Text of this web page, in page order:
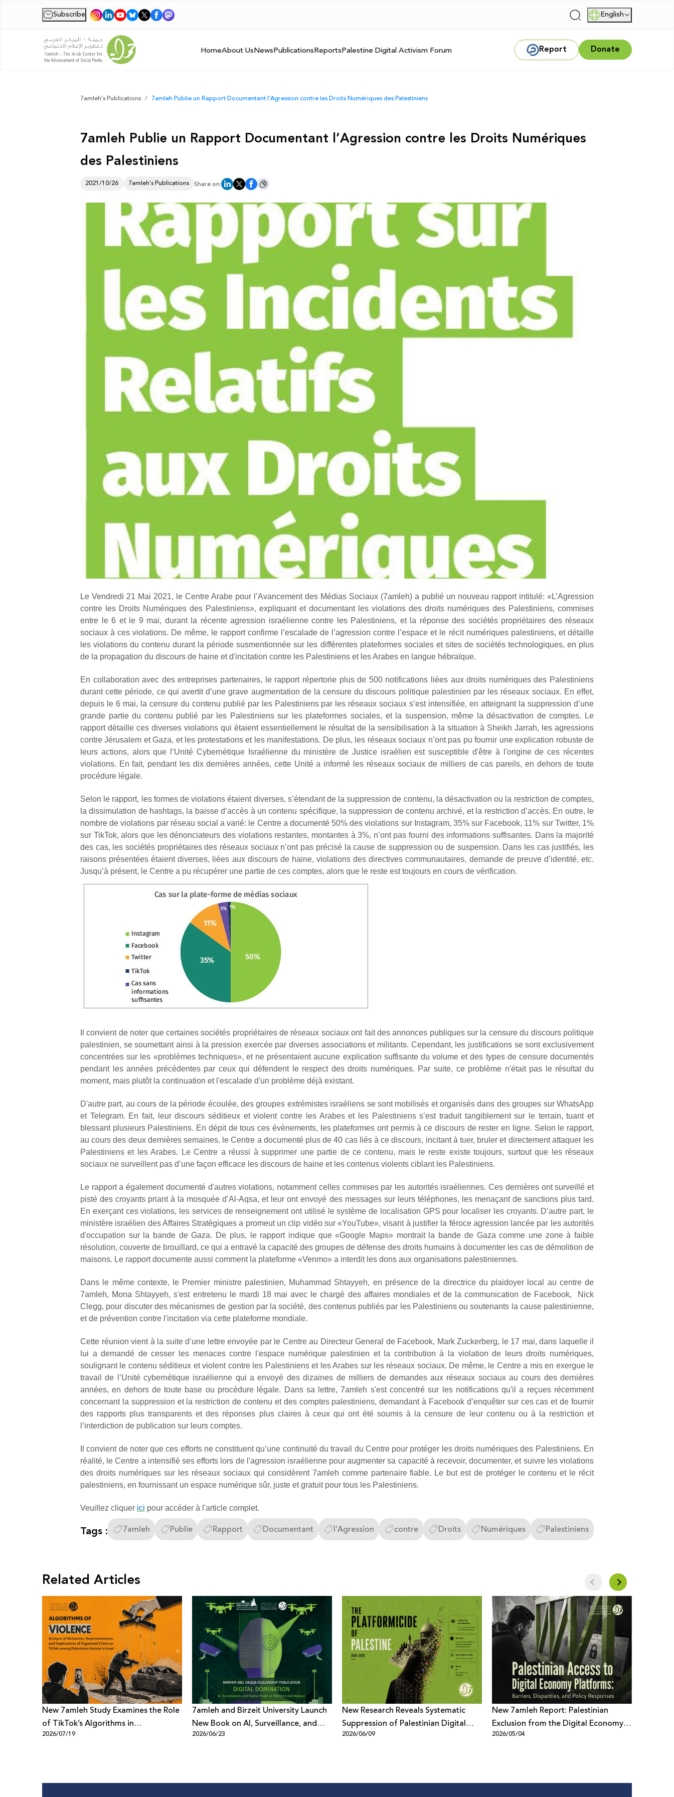
Subscribe | | English
HomeAbout UsNewsPublicationsReportsPalestine Digital Activism Forum Report Donate
7amleh's Publications 7amleh Publie un Rapport Documentant l’Agression contre les Droits Numériques des Palestiniens
7amleh Publie un Rapport Documentant l’Agression contre les Droits Numériques
des Palestiniens
2021/10/26 7amleh's Publications Share on:
Le Vendredi 21 Mai 2021, le Centre Arabe pour l’Avancement des Médias Sociaux (7amleh) a publié un nouveau rapport intitulé: «L’Agression
contre les Droits Numériques des Palestiniens», expliquant et documentant les violations des droits numériques des Palestiniens, commises
entre le 6 et le 9 mai, durant la récente agression israélienne contre les Palestiniens, et la réponse des sociétés propriétaires des réseaux
sociaux à ces violations. De même, le rapport confirme l’escalade de l’agression contre l’espace et le récit numériques palestiniens, et détaille
les violations du contenu durant la période susmentionnée sur les différentes plateformes sociales et sites de sociétés technologiques, en plus
de la propagation du discours de haine et d'incitation contre les Palestiniens et les Arabes en langue hébraïque.
En collaboration avec des entreprises partenaires, le rapport répertorie plus de 500 notifications liées aux droits numériques des Palestiniens
durant cette période, ce qui avertit d’une grave augmentation de la censure du discours politique palestinien par les réseaux sociaux. En effet,
depuis le 6 mai, la censure du contenu publié par les Palestiniens par les réseaux sociaux s’est intensifiée, en atteignant la suppression d’une
grande partie du contenu publié par les Palestiniens sur les plateformes sociales, et la suspension, même la désactivation de comptes. Le
rapport détaille ces diverses violations qui étaient essentiellement le résultat de la sensibilisation à la situation à Sheikh Jarrah, les agressions
contre Jérusalem et Gaza, et les protestations et les manifestations. De plus, les réseaux sociaux n’ont pas pu fournir une explication robuste de
leurs actions, alors que l’Unité Cybernétique Israélienne du ministère de Justice israélien est susceptible d'être à l'origine de ces récentes
violations. En fait, pendant les dix dernières années, cette Unité a informé les réseaux sociaux de milliers de cas pareils, en dehors de toute
procédure légale.
Selon le rapport, les formes de violations étaient diverses, s’étendant de la suppression de contenu, la désactivation ou la restriction de comptes,
la dissimulation de hashtags, la baisse d’accès à un contenu spécifique, la suppression de contenu archivé, et la restriction d’accès. En outre, le
nombre de violations par réseau social a varié: le Centre a documenté 50% des violations sur Instagram, 35% sur Facebook, 11% sur Twitter, 1%
sur TikTok, alors que les dénonciateurs des violations restantes, montantes à 3%, n’ont pas fourni des informations suffisantes. Dans la majorité
des cas, les sociétés propriétaires des réseaux sociaux n’ont pas précisé la cause de suppression ou de suspension. Dans les cas justifiés, les
raisons présentées étaient diverses, liées aux discours de haine, violations des directives communautaires, demande de preuve d’identité, etc.
Jusqu’à présent, le Centre a pu récupérer une partie de ces comptes, alors que le reste est toujours en cours de vérification.
Il convient de noter que certaines sociétés propriétaires de réseaux sociaux ont fait des annonces publiques sur la censure du discours politique
palestinien, se soumettant ainsi à la pression exercée par diverses associations et militants. Cependant, les justifications se sont exclusivement
concentrées sur les «problèmes techniques», et ne présentaient aucune explication suffisante du volume et des types de censure documentés
pendant les années précédentes par ceux qui défendent le respect des droits numériques. Par suite, ce problème n'était pas le résultat du
moment, mais plutôt la continuation et l'escalade d'un problème déjà existant.
D'autre part, au cours de la période écoulée, des groupes extrémistes israéliens se sont mobilisés et organisés dans des groupes sur WhatsApp
et Telegram. En fait, leur discours séditieux et violent contre les Arabes et les Palestiniens s’est traduit tangiblement sur le terrain, tuant et
blessant plusieurs Palestiniens. En dépit de tous ces évènements, les plateformes ont permis à ce discours de rester en ligne. Selon le rapport,
au cours des deux dernières semaines, le Centre a documenté plus de 40 cas liés à ce discours, incitant à tuer, bruler et directement attaquer les
Palestiniens et les Arabes. Le Centre a réussi à supprimer une partie de ce contenu, mais le reste existe toujours, surtout que les réseaux
sociaux ne surveillent pas d’une façon efficace les discours de haine et les contenus violents ciblant les Palestiniens.
Le rapport a également documenté d'autres violations, notamment celles commises par les autorités israéliennes. Ces dernières ont surveillé et
pisté des croyants priant à la mosquée d’Al-Aqsa, et leur ont envoyé des messages sur leurs téléphones, les menaçant de sanctions plus tard.
En exerçant ces violations, les services de renseignement ont utilisé le système de localisation GPS pour localiser les croyants. D’autre part, le
ministère israélien des Affaires Stratégiques a promeut un clip vidéo sur «YouTube», visant à justifier la féroce agression lancée par les autorités
d'occupation sur la bande de Gaza. De plus, le rapport indique que «Google Maps» montrait la bande de Gaza comme une zone à faible
résolution, couverte de brouillard, ce qui a entravé la capacité des groupes de défense des droits humains à documenter les cas de démolition de
maisons. Le rapport documente aussi comment la plateforme «Venmo» a interdit les dons aux organisations palestiniennes.
Dans le même contexte, le Premier ministre palestinien, Muhammad Shtayyeh, en présence de la directrice du plaidoyer local au centre de
7amleh, Mona Shtayyeh, s'est entretenu le mardi 18 mai avec le chargé des affaires mondiales et de la communication de Facebook, Nick
Clegg, pour discuter des mécanismes de gestion par la société, des contenus publiés par les Palestiniens ou soutenants la cause palestinienne,
et de prévention contre l'incitation via cette plateforme mondiale.
Cette réunion vient à la suite d’une lettre envoyée par le Centre au Directeur General de Facebook, Mark Zuckerberg, le 17 mai, dans laquelle il
lui a demandé de cesser les menaces contre l'espace numérique palestinien et la contribution à la violation de leurs droits numériques,
soulignant le contenu séditieux et violent contre les Palestiniens et les Arabes sur les réseaux sociaux. De même, le Centre a mis en exergue le
travail de l’Unité cybernétique israélienne qui a envoyé des dizaines de milliers de demandes aux réseaux sociaux au cours des dernières
années, en dehors de toute base ou procédure légale. Dans sa lettre, 7amleh s'est concentré sur les notifications qu'il a reçues récemment
concernant la suppression et la restriction de contenu et des comptes palestiniens, demandant à Facebook d’enquêter sur ces cas et de fournir
des rapports plus transparents et des réponses plus claires à ceux qui ont été soumis à la censure de leur contenu ou à la restriction et
l’interdiction de publication sur leurs comptes.
Il convient de noter que ces efforts ne constituent qu’une continuité du travail du Centre pour protéger les droits numériques des Palestiniens. En
réalité, le Centre a intensifié ses efforts lors de l'agression israélienne pour augmenter sa capacité à recevoir, documenter, et suivre les violations
des droits numériques sur les réseaux sociaux qui considèrent 7amleh comme partenaire fiable. Le but est de protéger le contenu et le récit
palestiniens, en fournissant un espace numérique sûr, juste et gratuit pour tous les Palestiniens.
Veuillez cliquer ici pour accéder à l'article complet.
Tags : 7amleh Publie Rapport Documentant l’Agression contre Droits Numériques Palestiniens
Related Articles
New 7amleh Study Examines the Role
of TikTok’s Algorithms in
Reproducing Organized Crime
2026/07/19
7amleh and Birzeit University Launch
New Book on AI, Surveillance, and
Digital Power
2026/06/23
New Research Reveals Systematic
Suppression of Palestinian Digital
Content Across Meta Platforms
2026/06/09
New 7amleh Report: Palestinian
Exclusion from the Digital Economy is
Structural and Systematic
2026/05/04